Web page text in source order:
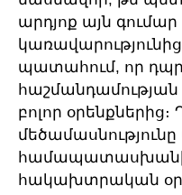
արդյոք այն
պատահում, որ
բոլոր
համապատասխանի
հակախտրական